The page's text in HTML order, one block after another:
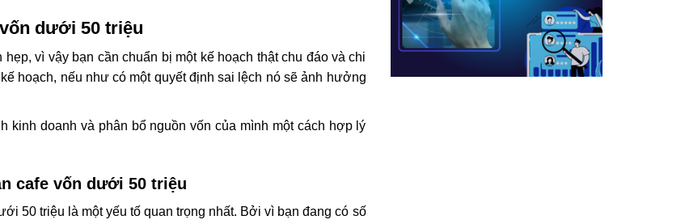
dưới 50 triệu
vì vậy bạn cần chuẩn bị một kế hoạch thật chu đáo và chi
hoạch, nếu như có một quyết định sai lệch nó sẽ ảnh hưởng
kinh doanh và phân bổ nguồn vốn của mình một cách hợp lý
cafe vốn dưới 50 triệu
50 triệu là một yếu tố quan trọng nhất. Bởi vì bạn đang có số